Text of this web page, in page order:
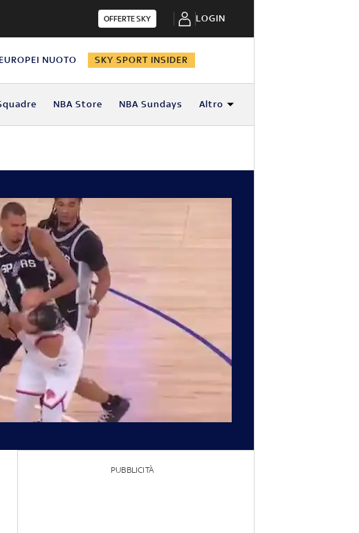
OFFERTE SKY LOGIN
NUOTO SKY SPORT INSIDER
NBA Store NBA Sundays Altro
PUBBLICITÀ